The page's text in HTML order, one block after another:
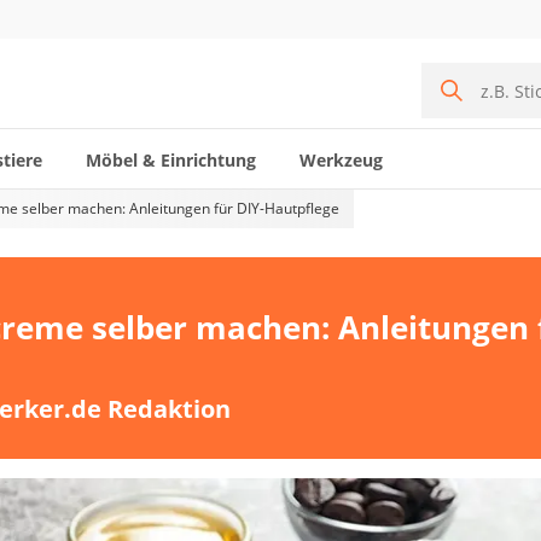
Möbel & Einrichtung Werkzeug
selber machen: Anleitungen für DIY-Hautpflege
selber machen:
Redaktion